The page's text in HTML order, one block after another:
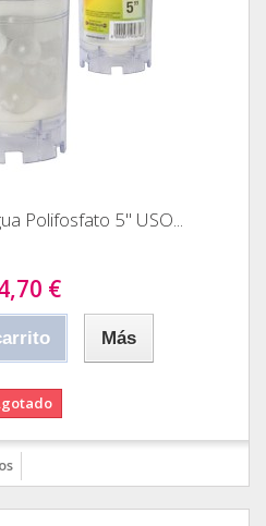
Polifosfato 5" USO...
€
Más